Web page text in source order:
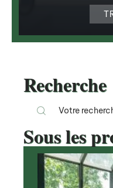
Recherche
Sous les